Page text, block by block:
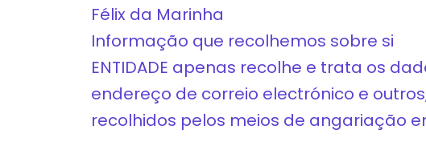
Félix da Marinha
Informação que recolhemos sobre si
ENTIDADE apenas recolhe e trata os
endereço de correio electrónico e
recolhidos pelos meios de angariação